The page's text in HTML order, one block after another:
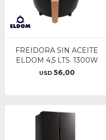
FREIDORA SIN ACEITE
ELDOM 4,5 LTS. 1300W
USD 56,00